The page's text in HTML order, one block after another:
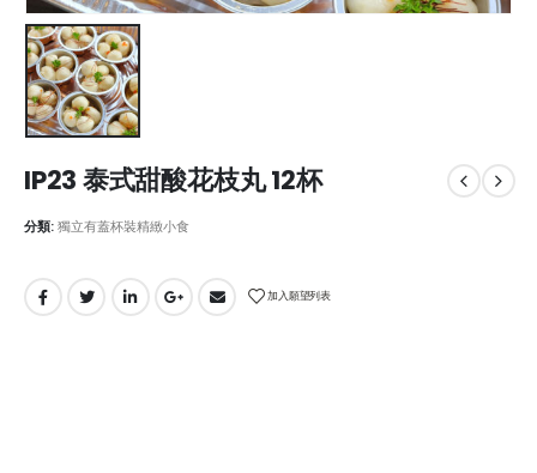
IP23 泰式甜酸花枝丸 12杯
分類:獨立有蓋杯裝精緻小食
加入願望列表